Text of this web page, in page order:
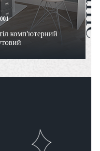
комп'ютерний